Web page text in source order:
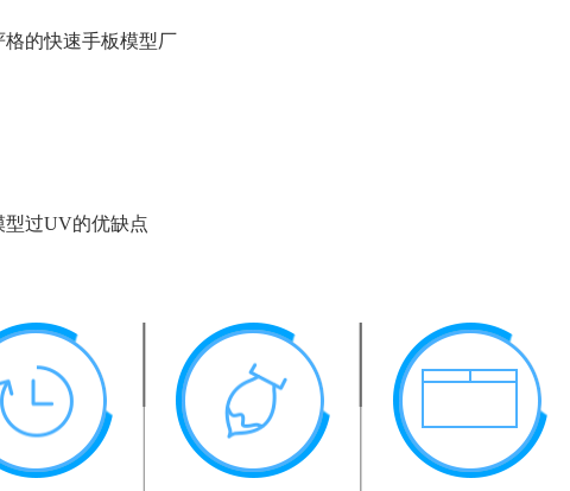
格的快速手板模型厂
型过UV的优缺点